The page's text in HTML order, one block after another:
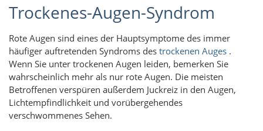
Trockenes-Augen-Syndrom
Rote Augen sind eines der Hauptsymptome des immer
häufiger auftretenden Syndroms des trockenen Auges .
Wenn Sie unter trockenen Augen leiden, bemerken Sie
wahrscheinlich mehr als nur rote Augen. Die meisten
Betroffenen verspüren außerdem Juckreiz in den Augen,
Lichtempfindlichkeit und vorübergehendes
verschwommenes Sehen.